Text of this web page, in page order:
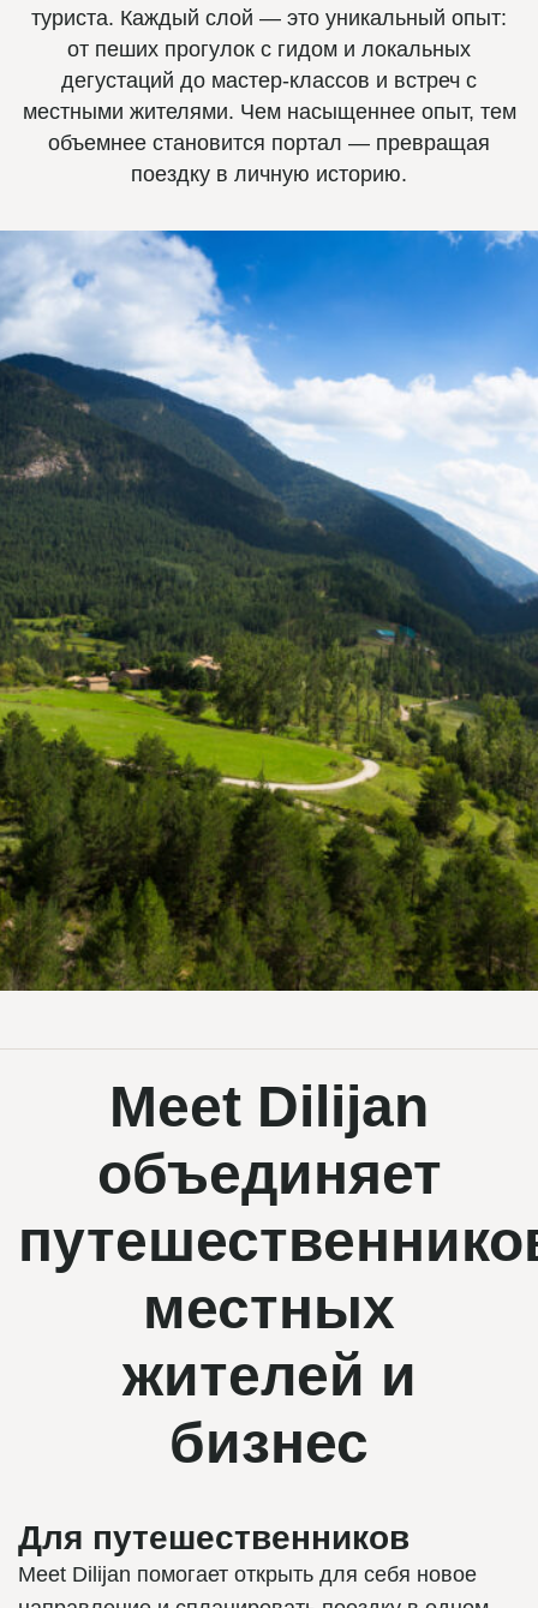
туриста. Каждый слой — это уникальный опыт:
от пеших прогулок с гидом и локальных
дегустаций до мастер-классов и встреч с
местными жителями. Чем насыщеннее опыт, тем
объемнее становится портал — превращая
поездку в личную историю.
Meet Dilijan
объединяет
местных
жителей и
бизнес
Для путешественников
Meet Dilijan помогает открыть для себя новое